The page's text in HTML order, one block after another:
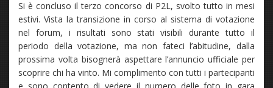
Si è concluso il terzo concorso di P2L, svolto tutto in mesi
estivi. Vista la transizione in corso al sistema di votazione
nel forum, i risultati sono stati visibili durante tutto il
periodo della votazione, ma non fateci l’abitudine, dalla
prossima volta bisognerà aspettare l’annuncio ufficiale per
scoprire chi ha vinto. Mi complimento con tutti i partecipanti